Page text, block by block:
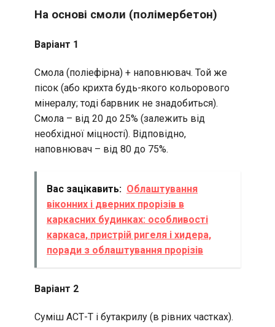
На основі смоли (полімербетон)
Варіант 1
Смола (поліефірна) + наповнювач. Той же
пісок (або крихта будь-якого кольорового
мінералу; тоді барвник не знадобиться).
Смола – від 20 до 25% (залежить від
необхідної міцності). Відповідно,
наповнювач – від 80 до 75%.
Вас зацікавить: Облаштування
віконних і дверних прорізів в
каркасних будинках: особливості
каркаса, пристрій ригеля і хидера,
поради з облаштування прорізів
Варіант 2
Суміш АСТ-Т і бутакрилу (в рівних частках).